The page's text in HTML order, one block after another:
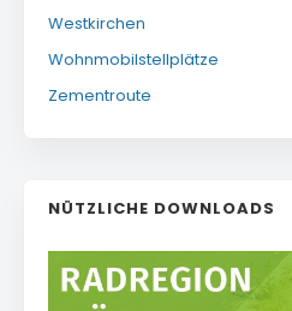
Westkirchen
Wohnmobilstellplätze
Zementroute
NÜTZLICHE DOWNLOADS